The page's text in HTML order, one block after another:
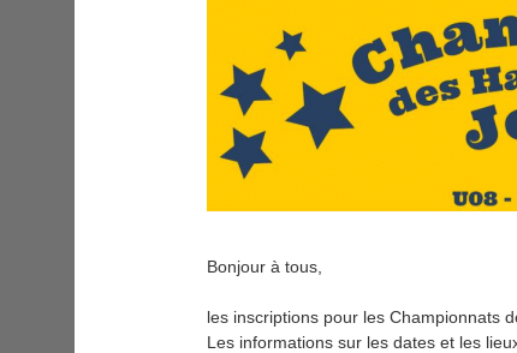
Bonjour à tous,
les inscriptions pour les Championnats
Les informations sur les dates et les